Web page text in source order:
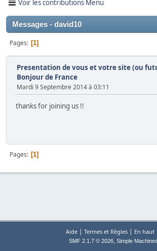
Voir les contributions Menu
Messages - david10
Pages 1
Presentation de vous et votre site (ou
Bonjour de France
Mardi 9 Septembre 2014 à 03:11
thanks for joining us !!
Pages 1
Aide| Termes et Règles| En haut
SMF 2.1.7 © 2026, Simple Machines